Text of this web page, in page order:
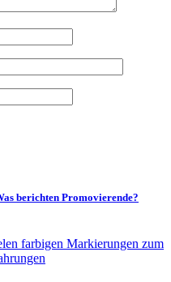
berichten Promovierende?